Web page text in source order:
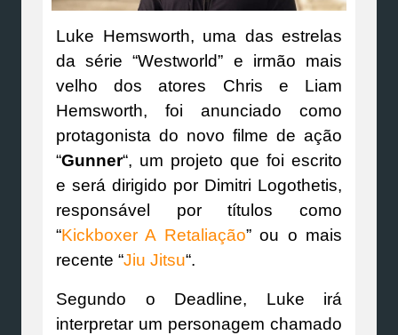
Luke Hemsworth, uma das estrelas
da série “Westworld” e irmão mais
velho dos atores Chris e Liam
Hemsworth, foi anunciado como
protagonista do novo filme de ação
“Gunner“, um projeto que foi escrito
e será dirigido por Dimitri Logothetis,
responsável por títulos como
“Kickboxer A Retaliação” ou o mais
recente “Jiu Jitsu“.
Segundo o Deadline, Luke irá
interpretar um personagem chamado